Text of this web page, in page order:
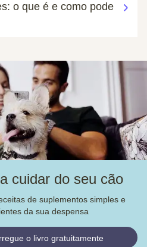
o que é e como pode
cuidar do seu cão
de suplementos simples e
da sua despensa
o livro gratuitamente